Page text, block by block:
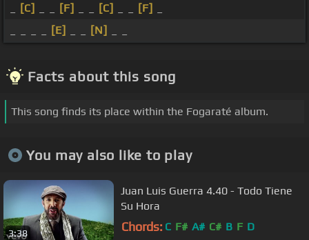
[C] [F] [C] [F]
[E] [N]
Facts about this song
This song finds its place within the Fogaraté album.
You may also like to play
3:38
Juan Luis Guerra 4.40 - Todo Tiene
Su Hora
Chords: C F# A# C# B F D